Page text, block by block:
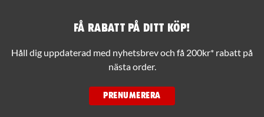
Få rabatt på ditt köp!
Håll dig uppdaterad med nyhetsbrev och få 200kr* rabatt på
nästa order.
PRENUMERERA